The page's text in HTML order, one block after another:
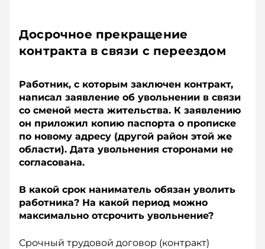
Досрочное прекращение
контракта в связи с переездом
Работник, с которым заключен контракт,
написал заявление об увольнении в связи
со сменой места жительства. К заявлению
он приложил копию паспорта о прописке
по новому адресу (другой район этой же
области). Дата увольнения сторонами не
согласована.
В какой срок наниматель обязан уволить
работника? На какой период можно
максимально отсрочить увольнение?
Срочный трудовой договор (контракт)